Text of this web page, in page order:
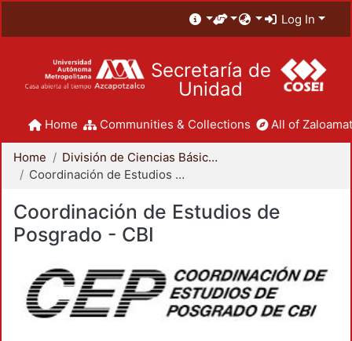
Log In
Secretaría de
Unidad
Home Communities & Collections All of
Home
División de Ciencias Básicas e Ingeniería
Coordinación de Estudios de Posgrado - CBI
Coordinación de Estudios de
Posgrado - CBI